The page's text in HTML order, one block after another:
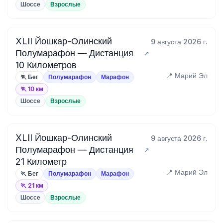
Шоссе Взрослые
XLII Йошкар-Олинский
Полумарафон — Дистанция
10 Километров
9 августа 2026 г.
🏃 Бег Полумарафон
Марафон
🏃 10 км
📍 Марий Эл
Шоссе Взрослые
XLII Йошкар-Олинский
Полумарафон — Дистанция
21 Километр
9 августа 2026 г.
🏃 Бег Полумарафон
Марафон
🏃 21 км
📍 Марий Эл
Шоссе Взрослые